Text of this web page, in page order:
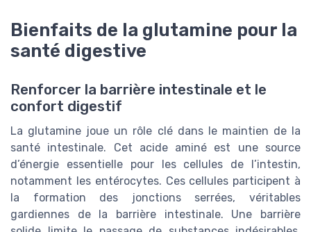
Bienfaits de la glutamine pour la
santé digestive
Renforcer la barrière intestinale et le
confort digestif
La glutamine joue un rôle clé dans le maintien de la
santé intestinale. Cet acide aminé est une source
d’énergie essentielle pour les cellules de l’intestin,
notamment les entérocytes. Ces cellules participent à
la formation des jonctions serrées, véritables
gardiennes de la barrière intestinale. Une barrière